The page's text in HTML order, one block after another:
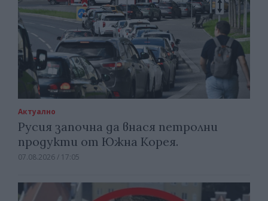
Актуално
Русия започна да внася петролни
продукти от Южна Корея.
07.08.2026 / 17:05